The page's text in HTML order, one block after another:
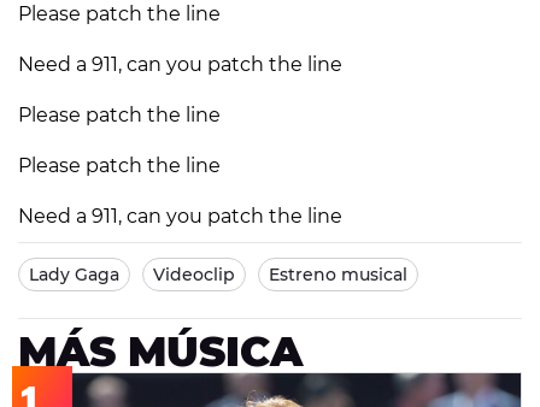
Please patch the line
Need a 911, can you patch the line
Please patch the line
Please patch the line
Need a 911, can you patch the line
Lady Gaga Videoclip Estreno musical
MÁS MÚSICA